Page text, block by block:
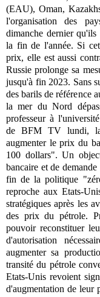
(EAU), Oman,
l'organisation des
dimanche dernier
la fin de l'année. Si
prix, elle est aussi
Russie prolonge sa
jusqu'à fin 2023. Sans
des barils de référence
la mer du Nord
professeur à
de BFM TV lundi,
augmenter le prix du
100 dollars". Un
bancaire et de
fin de la politique
reproche aux Etats-
stratégiques après les
des prix du pétrole.
pouvoir reconstituer
d'autorisation
augmenter sa
transité du pétrole
Etats-Unis revoient
d'augmentation de leur